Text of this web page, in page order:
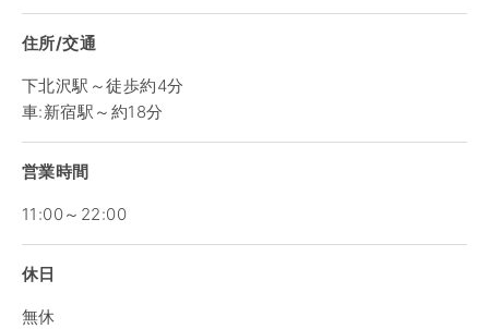
住所/交通
下北沢駅～徒歩約4分
車:新宿駅～約18分
営業時間
11:00～22:00
休日
無休